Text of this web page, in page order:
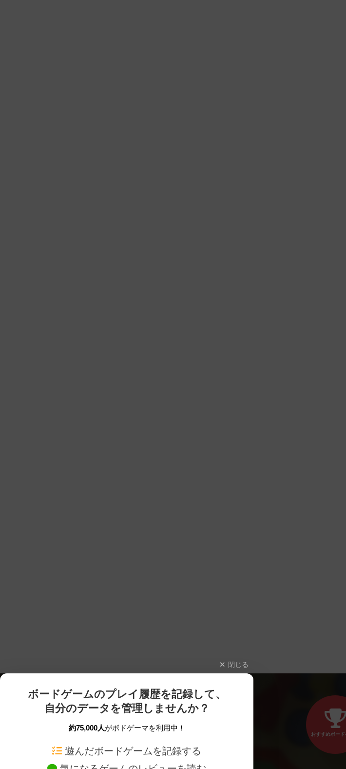
閉じる
ボードゲームのプレイ履歴を記録して、
自分のデータを管理しませんか？
約75,000人がボドゲーマを利用中！
遊んだボードゲームを記録する
おすすめボー